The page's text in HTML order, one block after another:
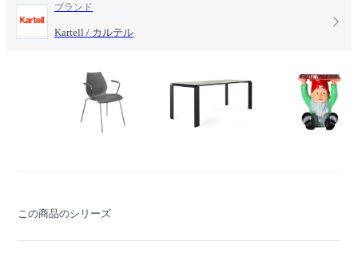
ブランド
Kartell / カルテル
この商品のシリーズ